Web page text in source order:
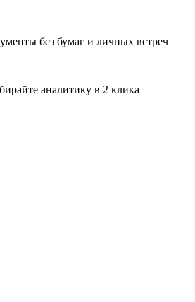
без бумаг и личных встреч
аналитику в 2 клика